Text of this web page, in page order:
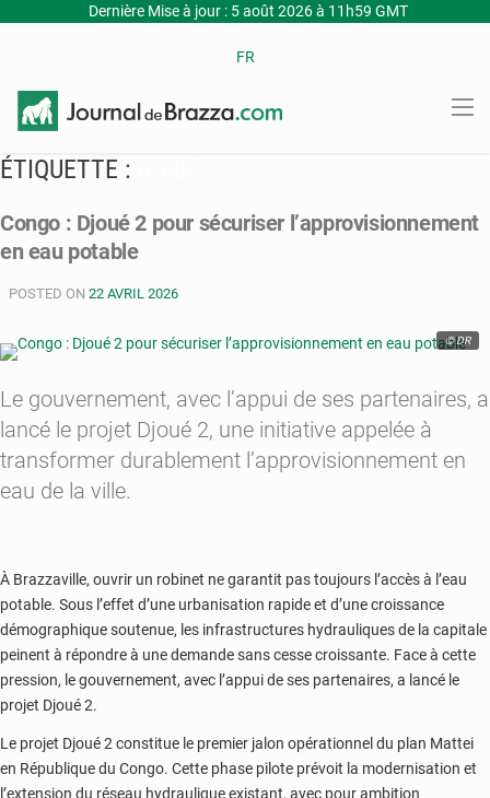
Dernière Mise à jour : 5 août 2026 à 11h59 GMT
FR
ÉTIQUETTE :
Congo : Djoué 2 pour sécuriser l’approvisionnement
en eau potable
POSTED ON 22 AVRIL 2026
© DR
Le gouvernement, avec l’appui de ses partenaires, a
lancé le projet Djoué 2, une initiative appelée à
transformer durablement l’approvisionnement en
eau de la ville.
À Brazzaville, ouvrir un robinet ne garantit pas toujours l’accès à l’eau
potable. Sous l’effet d’une urbanisation rapide et d’une croissance
démographique soutenue, les infrastructures hydrauliques de la capitale
peinent à répondre à une demande sans cesse croissante. Face à cette
pression, le gouvernement, avec l’appui de ses partenaires, a lancé le
projet Djoué 2.
Le projet Djoué 2 constitue le premier jalon opérationnel du plan Mattei
en République du Congo. Cette phase pilote prévoit la modernisation et
l’extension du réseau hydraulique existant, avec pour ambition